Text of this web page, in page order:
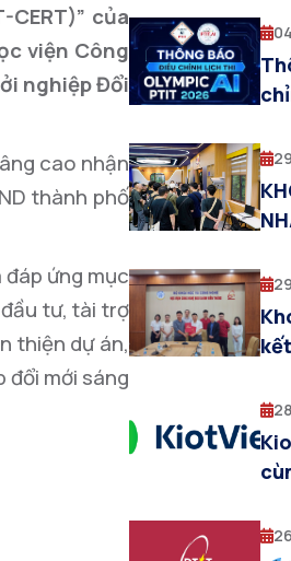
của
viện Công
nghiệp Đổi
cao nhận
thành phố
ứng mục
tư, tài trợ
thiện dự án,
đổi mới sáng
TẾ
tài